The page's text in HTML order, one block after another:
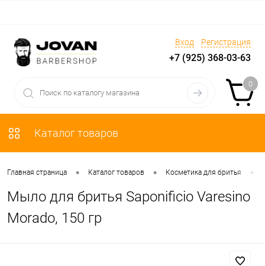
Вход Регистрация
+7 (925) 368-03-63
0
Каталог товаров
Главная страница • Каталог товаров • Косметика для бритья •
Мыло для бритья Saponificio Varesino
Morado, 150 гр